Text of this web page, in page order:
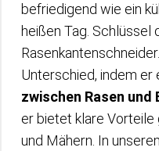
befriedigend wie ein
heißen Tag. Schlüssel
Unterschied, indem er
zwischen Rasen und
er bietet klare
und Mähern. In